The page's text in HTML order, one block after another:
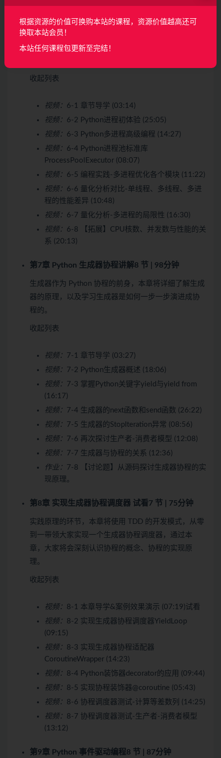
本章节内容依然属于基础知识部分，这一章我们会详
细的了解进程相关知识，多进程的使用场景，优缺点
以及和线程的区别等等。并且还会使用进程池优化第 4
收起列表
视频： 6-1 章节导学 (03:14)
视频： 6-2 Python进程初体验 (25:05)
视频： 6-3 Python多进程高级编程 (14:27)
视频： 6-4 Python进程池标准库
ProcessPoolExecutor (08:07)
视频： 6-5 编程实践-多进程优化各个模块 (11:22)
视频： 6-6 量化分析对比-单线程、多线程、多进
程的性能差异 (10:48)
视频： 6-7 量化分析-多进程的局限性 (16:30)
视频： 6-8 【拓展】CPU核数、并发数与性能的关
系 (20:13)
第7章 Python 生成器协程讲解8 节 | 98分钟
生成器作为 Python 协程的前身，本章将详细了解生成
器的原理，以及学习生成器是如何一步一步演进成协
程的。
收起列表
视频：
7-1 章节导学 (03:27)
视频：
7-2 Python生成器概述 (18:06)
视频：
7-3 掌握Python关键字yield与yield from
(16:17)
视频：
7-4 生成器的next函数和send函数 (26:22)
视频：
7-5 生成器的StopIteration异常 (08:56)
视频：
7-6 再次探讨生产者-消费者模型 (12:08)
视频：
7-7 生成器与协程的关系 (12:36)
作业：
7-8 【讨论题】从源码探讨生成器协程的实
现原理。
第8章 实现生成器协程调度器 试看7 节 | 75分钟
实践原理的环节，本章将使用 TDD 的开发模式，从零
到一带领大家实现一个生成器协程调度器，通过本
章，大家将会深刻认识协程的概念、协程的实现原
理。
收起列表
视频： 8-1 本章导学&案例效果演示 (07:19)试看
视频： 8-2 实现生成器协程调度器YieldLoop
(09:15)
视频： 8-3 实现生成器协程适配器
CoroutineWrapper (14:23)
视频： 8-4 Python装饰器decorator的应用 (09:44)
视频： 8-5 实现协程装饰器@coroutine (05:43)
视频： 8-6 协程调度器测试-计算等差数列 (14:25)
视频： 8-7 协程调度器测试-生产者-消费者模型
(13:12)
第9章 Python 事件驱动编程8 节 | 87分钟
根据资源的价值可换购本站的课程，资源价值越高还可
换取本站会员！
本站任何课程包更新至完结！